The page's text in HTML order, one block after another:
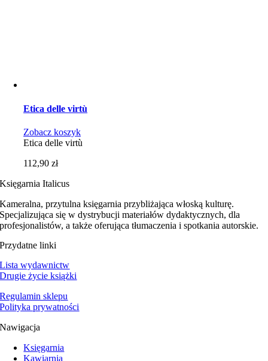
Etica delle virtù
Zobacz koszyk
Etica delle virtù
112,90zł
Księgarnia Italicus
Kameralna, przytulna księgarnia przybliżająca włoską kulturę.
Specjalizująca się w dystrybucji materiałów dydaktycznych, dla
profesjonalistów, a także oferująca tłumaczenia i spotkania autorskie.
Przydatne linki
Lista wydawnictw
Drugie życie książki
Regulamin sklepu
Polityka prywatności
Nawigacja
Księgarnia
Kawiarnia